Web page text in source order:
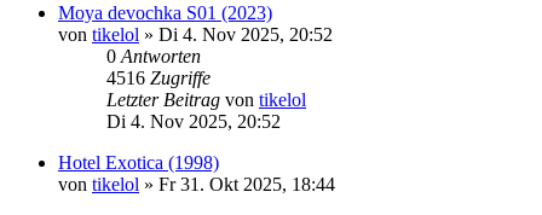
Moya devochka S01 (2023)
von tikelol » Di 4. Nov 2025, 20:52
0 Antworten
4516 Zugriffe
Letzter Beitrag von tikelol
Di 4. Nov 2025, 20:52
Hotel Exotica (1998)
von tikelol » Fr 31. Okt 2025, 18:44